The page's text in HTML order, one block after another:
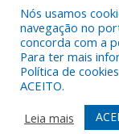
Todos os
Mapa do Site
Acessar Webmail
Nós usamos
navegação no
concorda com a
Para ter mais
Política de
ACEITO.
Leia mais